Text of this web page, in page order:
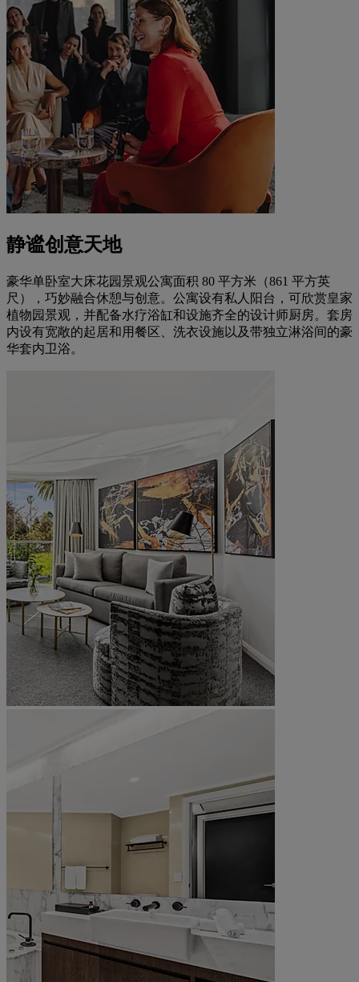
静谧创意天地
豪华单卧室大床花园景观公寓面积 80 平方米（861 平方英
尺），巧妙融合休憩与创意。公寓设有私人阳台，可欣赏皇家
植物园景观，并配备水疗浴缸和设施齐全的设计师厨房。套房
内设有宽敞的起居和用餐区、洗衣设施以及带独立淋浴间的豪
华套内卫浴。